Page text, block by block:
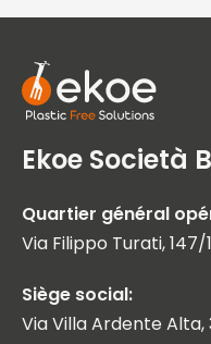
Ekoe Società
Quartier général
Via Filippo Turati, 147/
Siège social:
Via Villa Ardente Alta,